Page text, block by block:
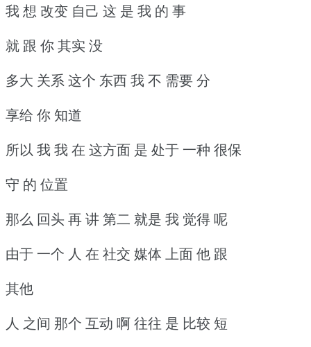
我 想 改变 自己 这 是 我 的 事
就 跟 你 其实 没
多大 关系 这个 东西 我 不 需要 分
享给 你 知道
所以 我 我 在 这方面 是 处于 一种 很保
守 的 位置
那么 回头 再 讲 第二 就是 我 觉得 呢
由于 一个 人 在 社交 媒体 上面 他 跟
其他
人 之间 那个 互动 啊 往往 是 比较 短